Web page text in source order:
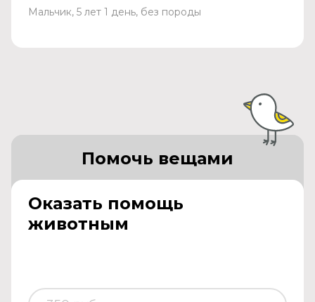
Мальчик, 5 лет 1 день, без породы
Оказать помощь
животным
Помочь вещами